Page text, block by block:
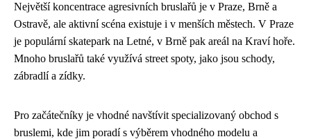
Největší koncentrace agresivních bruslařů je v Praze, Brně a
Ostravě, ale aktivní scéna existuje i v menších městech. V Praze
je populární skatepark na Letné, v Brně pak areál na Kraví hoře.
Mnoho bruslařů také využívá street spoty, jako jsou schody,
zábradlí a zídky.
Pro začátečníky je vhodné navštívit specializovaný obchod s
bruslemi, kde jim poradí s výběrem vhodného modelu a